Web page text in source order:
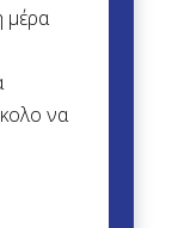
μέρα
να